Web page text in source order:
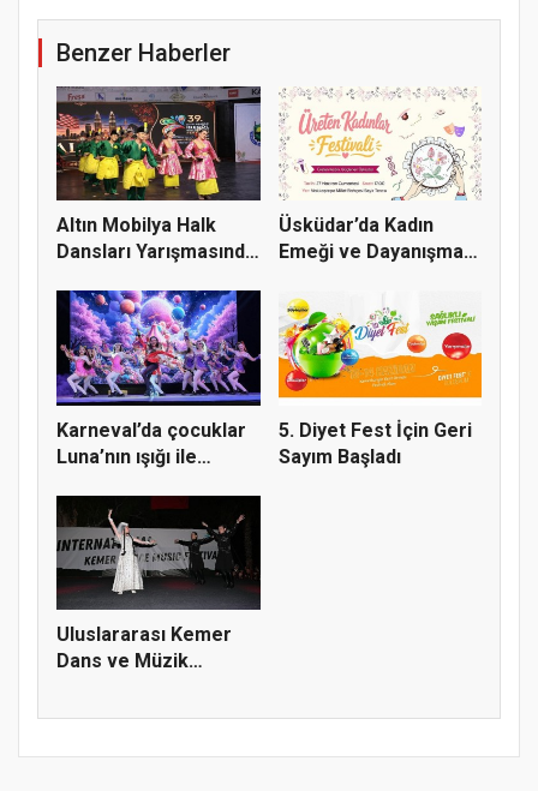
Benzer Haberler
Altın Mobilya Halk
Dansları Yarışmasında
Üsküdar’da Kadın
Emeği ve Dayanışması
Karneval’da çocuklar
Luna’nın ışığı ile
5. Diyet Fest İçin Geri
Sayım Başladı
Uluslararası Kemer
Dans ve Müzik